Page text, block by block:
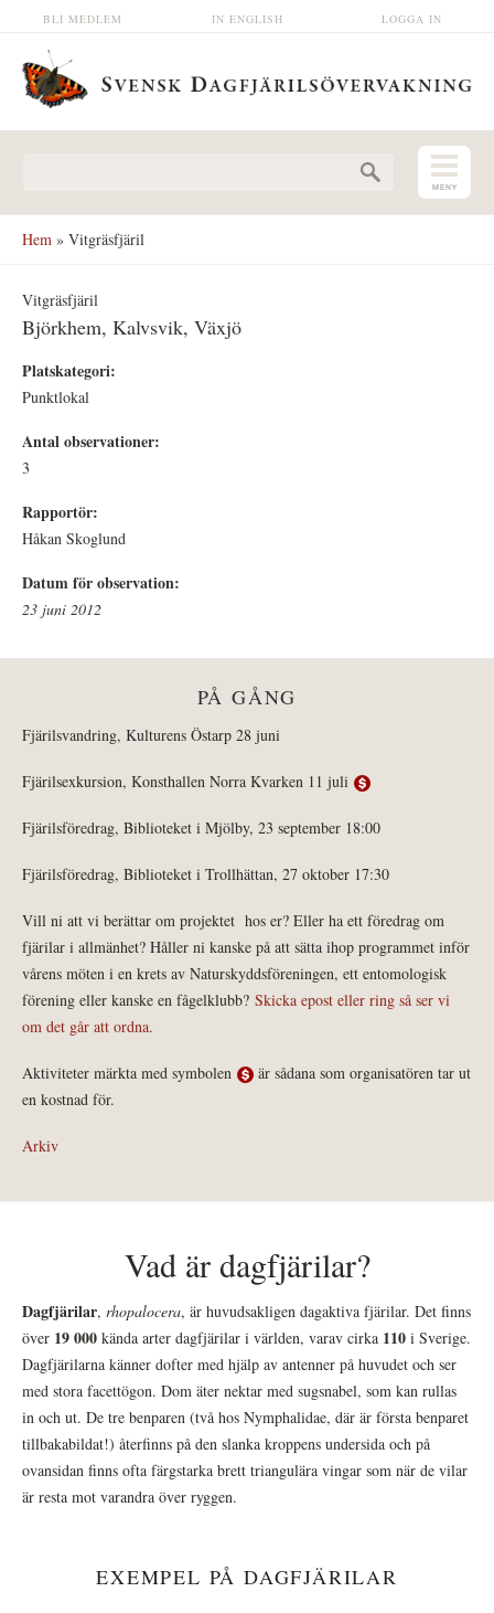
Hoppa till huvudinnehåll LOGGA IN
IN ENGLISH
BLI MEDLEM
Hem » Vitgräsfjäril
Vitgräsfjäril
Björkhem, Kalvsvik, Växjö
Platskategori:
Punktlokal
Antal observationer:
3
Rapportör:
Håkan Skoglund
Datum för observation:
23 juni 2012
PÅ GÅNG
Fjärilsvandring, Kulturens Östarp 28 juni
Fjärilsexkursion, Konsthallen Norra Kvarken 11 juli
Fjärilsföredrag, Biblioteket i Mjölby, 23 september 18:00
Fjärilsföredrag, Biblioteket i Trollhättan, 27 oktober 17:30
Vill ni att vi berättar om projektet hos er? Eller ha ett föredrag om
fjärilar i allmänhet? Håller ni kanske på att sätta ihop programmet inför
vårens möten i en krets av Naturskyddsföreningen, ett entomologisk
förening eller kanske en fågelklubb? Skicka epost eller ring så ser vi
om det går att ordna.
Aktiviteter märkta med symbolen
är sådana som organisatören tar ut
en kostnad för.
Arkiv
Vad är dagfjärilar?
Dagfjärilar, rhopalocera, är huvudsakligen dagaktiva fjärilar. Det finns
över 19 000 kända arter dagfjärilar i världen, varav cirka 110 i Sverige.
Dagfjärilarna känner dofter med hjälp av antenner på huvudet och ser
med stora facettögon. Dom äter nektar med sugsnabel, som kan rullas
in och ut. De tre benparen (två hos Nymphalidae, där är första benparet
tillbakabildat!) återfinns på den slanka kroppens undersida och på
ovansidan finns ofta färgstarka brett triangulära vingar som när de vilar
är resta mot varandra över ryggen.
EXEMPEL PÅ DAGFJÄRILAR